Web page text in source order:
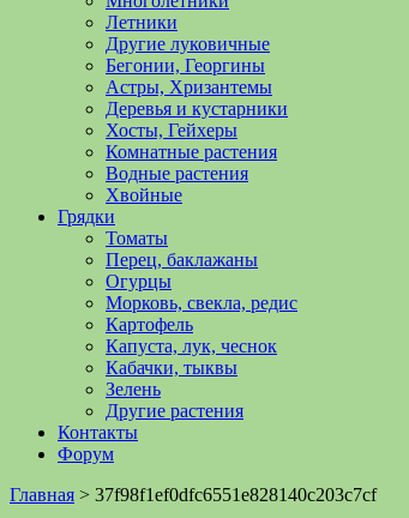
Летники
Другие луковичные
Бегонии, Георгины
Астры, Хризантемы
Деревья и кустарники
Хосты, Гейхеры
Комнатные растения
Водные растения
Хвойные
Грядки
Томаты
Перец, баклажаны
Огурцы
Морковь, свекла, редис
Картофель
Капуста, лук, чеснок
Кабачки, тыквы
Зелень
Другие растения
Контакты
Форум
Главная > 37f98f1ef0dfc6551e828140c203c7cf